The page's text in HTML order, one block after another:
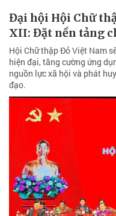
Đại hội Hội Chữ
XII: Đặt nền tảng
Hội Chữ thập Đỏ Việt Nam
hiện đại, tăng cường ứng
nguồn lực xã hội và phát
đạo.